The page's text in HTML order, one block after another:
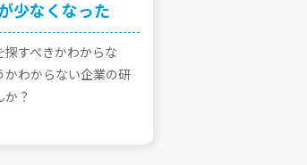
少なくなった
探すべきかわからな
かわからない企業の研
か？